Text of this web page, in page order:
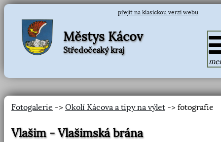
přejít na klasickou verzi webu
Městys Kácov
Středočeský kraj
Fotogalerie -> Okolí Kácova a tipy na výlet -> fotografie
Vlašim - Vlašimská brána